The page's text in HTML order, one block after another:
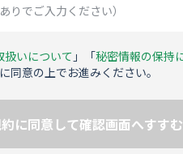
りでご入力ください）
いについて 」「秘密情報の保持
に同意の上でお進みください。
に同意して確認画面へすすむ